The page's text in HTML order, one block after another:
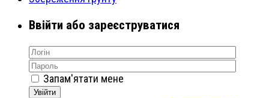
Ввійти або зареєструватися
Запам'ятати мене
Увійти